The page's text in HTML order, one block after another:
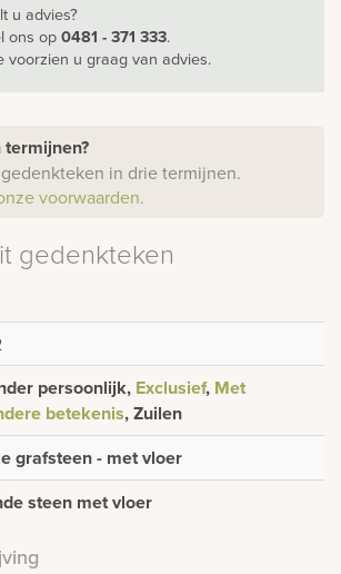
u advies?
ons op0481 - 371 333.
voorzien u graag van advies.
in drie termijnen.
voorwaarden.
gedenkteken
persoonlijk, Exclusief, Met
betekenis, Zuilen
grafsteen - met vloer
steen met vloer